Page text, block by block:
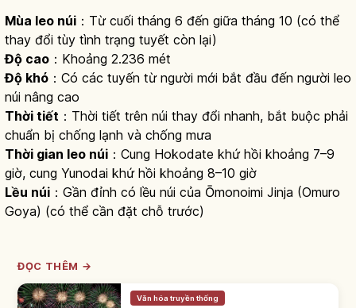
Mùa leo núi ：Từ cuối tháng 6 đến giữa tháng 10 (có thể
thay đổi tùy tình trạng tuyết còn lại)
Độ cao ：Khoảng 2.236 mét
Độ khó ：Có các tuyến từ người mới bắt đầu đến người leo
núi nâng cao
Thời tiết ：Thời tiết trên núi thay đổi nhanh, bắt buộc phải
chuẩn bị chống lạnh và chống mưa
Thời gian leo núi ：Cung Hokodate khứ hồi khoảng 7–9
giờ, cung Yunodai khứ hồi khoảng 8–10 giờ
Lều núi ：Gần đỉnh có lều núi của Ōmonoimi Jinja (Omuro
Goya) (có thể cần đặt chỗ trước)
ĐỌC THÊM →
Văn hóa truyền thống